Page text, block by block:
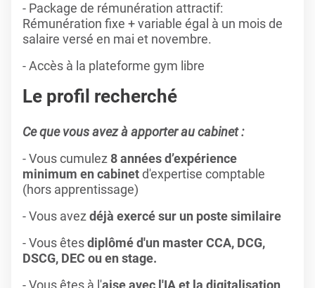
- Package de rémunération attractif:
Rémunération fixe + variable égal à un mois de
salaire versé en mai et novembre.
- Accès à la plateforme gym libre
Le profil recherché
Ce que vous avez à apporter au cabinet :
- Vous cumulez 8 années d’expérience
minimum en cabinetd'expertise comptable
(hors apprentissage)
- Vous avez déjà exercé sur un poste similaire
- Vous êtesdiplômé d'un master CCA, DCG,
DSCG, DEC ou en stage.
- Vous êtes à l'aise avec l'IA et la digitalisation